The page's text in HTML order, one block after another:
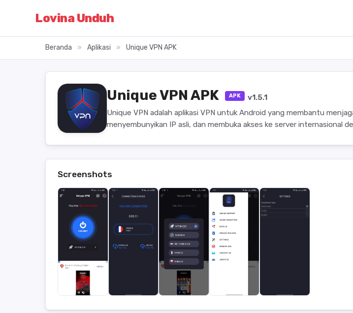
Lovina Unduh
Beranda » Aplikasi » Unique VPN APK
Unique VPN APK APK
v1.5.1
Unique VPN adalah aplikasi VPN untuk Android yang membantu
menyembunyikan IP asli, dan membuka akses ke server internasional
Screenshots